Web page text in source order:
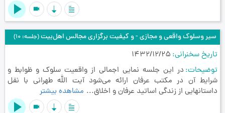
videocam
سیر وسلوک واقعی و مجازی - و کیفیت برگزاری مجالس اهل‌بیت(جلسه: 10)
videocam
تاریخ سخنرانی 1432/12/25
توضیحات در این جلسه نمایی اجمالی از واقعیت سلوک و ظوابط و
شرایط آن در مکتب عرفان ارائه می‌شود آیت الله طهرانی با نقل
داستانهایی از زندگی اساتید عرفان و اخلاق... مشاهده بیشتر